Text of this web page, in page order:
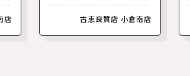
店
古】
古恵良質店 小倉南店